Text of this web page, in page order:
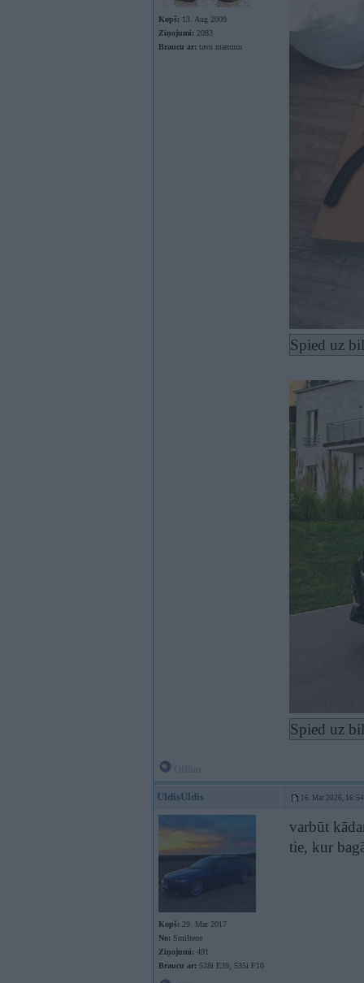
Kopš: 13. Aug 2009
Ziņojumi: 2083
Braucu ar: tavu mammu
Spied uz
Spied uz
UldisUldis 16. Mar 2026, 16:54
Kopš: 29. Mar 2017
No: Smiltene
Ziņojumi: 491
Braucu ar: 528i E39, 535i F10
varbūt
tie, kur